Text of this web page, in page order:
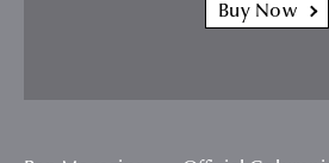
Buy Now